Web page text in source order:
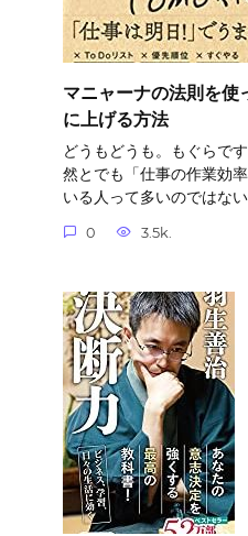
マニャーナの法則を使
に上げる方法
どうもどうも。もぐらで
然とでも「仕事の作業効
いる人って多いのではない
0 3.5k.